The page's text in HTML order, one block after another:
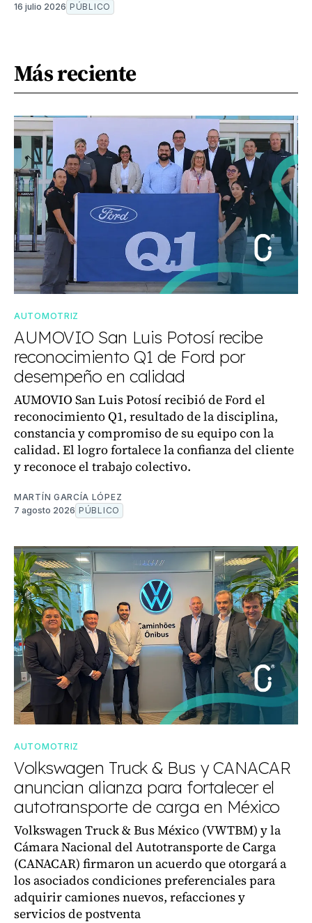
16 julio 2026 PÚBLICO
Más reciente
AUTOMOTRIZ
AUMOVIO San Luis Potosí recibe
reconocimiento Q1 de Ford por
desempeño en calidad
AUMOVIO San Luis Potosí recibió de Ford el
reconocimiento Q1, resultado de la disciplina,
constancia y compromiso de su equipo con la
calidad. El logro fortalece la confianza del cliente
y reconoce el trabajo colectivo.
MARTÍN GARCÍA LÓPEZ
7 agosto 2026 PÚBLICO
AUTOMOTRIZ
Volkswagen Truck & Bus y CANACAR
anuncian alianza para fortalecer el
autotransporte de carga en México
Volkswagen Truck & Bus México (VWTBM) y la
Cámara Nacional del Autotransporte de Carga
(CANACAR) firmaron un acuerdo que otorgará a
los asociados condiciones preferenciales para
adquirir camiones nuevos, refacciones y
servicios de postventa